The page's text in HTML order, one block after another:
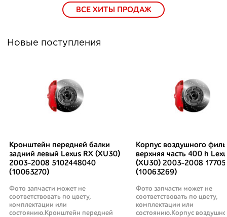
ВСЕ ХИТЫ ПРОДАЖ
Новые поступления
Кронштейн передней балки
задний левый Lexus RX (XU30)
2003-2008 5102448040
(10063270)
Фото запчасти может не
соответствовать по цвету,
комплектации или
состоянию.Кронштейн передней
Корпус воздушного
верхняя часть 400 h
(XU30) 2003-2008
(10063269)
Фото запчасти может не
соответствовать по цвету,
комплектации или
состоянию.Корпус